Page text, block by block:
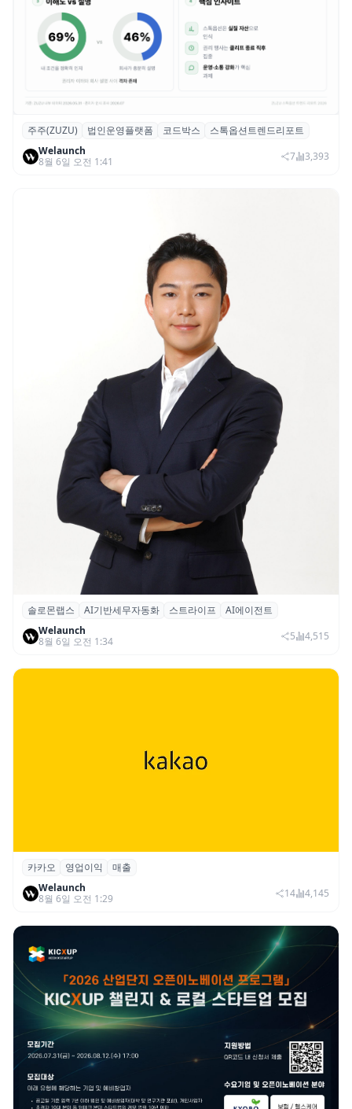
스톡옵션 취소율 2년 만에 18.2%→31.3%…
권리 발생 즉시 행사 비중도 급증
주주(ZUZU) 법인운영플랫폼 코드박스
스톡옵션트렌드리포트
Welaunch
8월 6일 오전 1:41
7 3,393
솔로몬랩스, 스트라이프 출신 이창헌 영입…
절세 전략 AI 에이전트 개발 본격화
솔로몬랩스 AI기반세무자동화 스트라이프
AI에이전트
Welaunch
8월 6일 오전 1:34
5 4,515
카카오, 2026년 2분기 매출 2조985억·영업
이익 2770억…역대 분기 최대
카카오 영업이익
매출
Welaunch
8월 6일 오전 1:29
14 4,145